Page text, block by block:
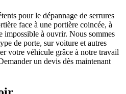
pour le dépannage de serrures
face à une portière coincée, à
impossible à ouvrir. Nous sommes
de porte, sur voiture et autres
votre véhicule grâce à notre travail
un devis dès maintenant